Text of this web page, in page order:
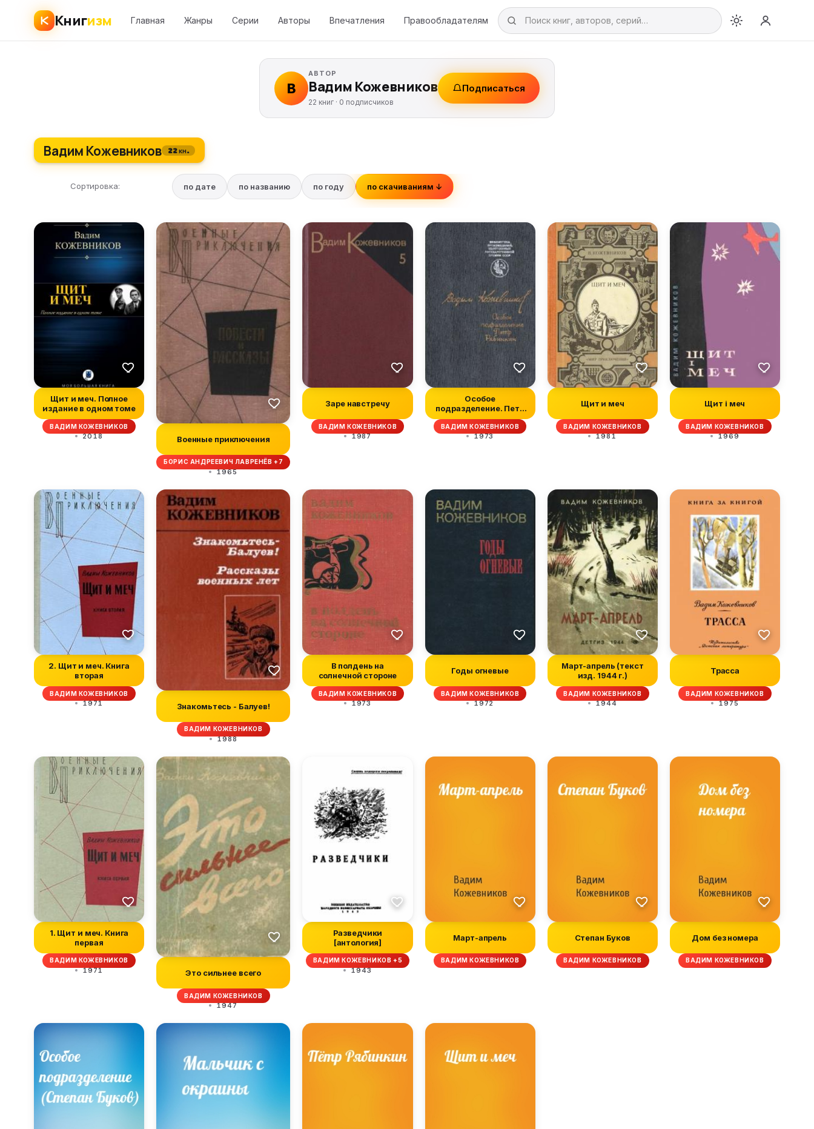
Книгизм Главная Жанры Серии Авторы Впечатления Правообладателям
В
АВТОР
Вадим Кожевников
22 книг · 0 подписчиков
Подписаться
Вадим Кожевников 22 кн.
Сортировка: по дате по названию по году по скачиваниям ↓
Щит и меч. Полное
издание в одном томе
ВАДИМ КОЖЕВНИКОВ
2018 Военные приключения
БОРИС АНДРЕЕВИЧ ЛАВРЕНЁВ +7
1965
Заре навстречу
ВАДИМ КОЖЕВНИКОВ
1987
Особое
подразделение. Петр
Рябинкин
ВАДИМ КОЖЕВНИКОВ
1973
Щит и меч
ВАДИМ КОЖЕВНИКОВ
1981
Щит і меч
ВАДИМ КОЖЕВНИКОВ
1969
2. Щит и меч. Книга
вторая
ВАДИМ КОЖЕВНИКОВ
1971 Знакомьтесь - Балуев!
ВАДИМ КОЖЕВНИКОВ
1988
В полдень на
солнечной стороне
ВАДИМ КОЖЕВНИКОВ
1973
Годы огневые
ВАДИМ КОЖЕВНИКОВ
1972
Март-апрель (текст
изд. 1944 г.)
ВАДИМ КОЖЕВНИКОВ
1944
Трасса
ВАДИМ КОЖЕВНИКОВ
1975
1. Щит и меч. Книга
первая
ВАДИМ КОЖЕВНИКОВ
1971 Это сильнее всего
ВАДИМ КОЖЕВНИКОВ
1947
Разведчики
[антология]
ВАДИМ КОЖЕВНИКОВ +5
1943
Март-апрель
ВАДИМ КОЖЕВНИКОВ
Степан Буков
ВАДИМ КОЖЕВНИКОВ
Дом без номера
ВАДИМ КОЖЕВНИКОВ